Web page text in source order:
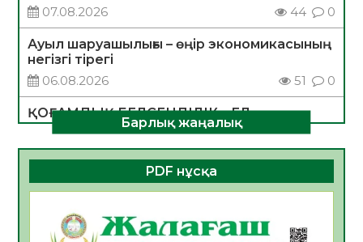
07.08.2026
44 0
Ауыл шаруашылығы – өңір экономикасының
негізгі тірегі
06.08.2026
51 0
ҚОҒАМДЫҚ БЕЛСЕНДІЛІК – ЕЛ
ДАМУЫНЫҢ НЕГІЗІ
06.08.2026
49 0
ҚҰРЫЛТАЙ САЙЛАУЫ – БОЛАШАҚҚА
БАСТАР ЖАУАПТЫ ТАҢДАУ
06.08.2026
Барлық жаңалық
PDF нұсқа